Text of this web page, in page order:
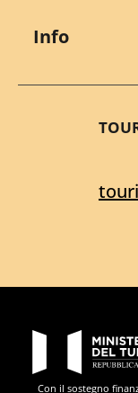
Info
Con il sostegno